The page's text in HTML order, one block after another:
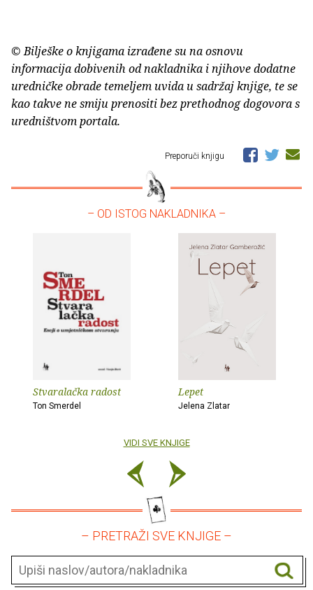
© Bilješke o knjigama izrađene su na osnovu
informacija dobivenih od nakladnika i njihove dodatne
uredničke obrade temeljem uvida u sadržaj knjige, te se
kao takve ne smiju prenositi bez prethodnog dogovora s
uredništvom portala.
Preporuči knjigu
– OD ISTOG NAKLADNIKA –
Stvaralačka radost
Ton Smerdel
Lepet
Jelena Zlatar
VIDI SVE KNJIGE
– PRETRAŽI SVE KNJIGE –